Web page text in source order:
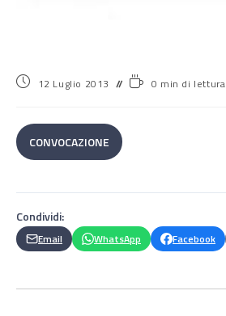
12 Luglio 2013 0 min di lettura
CONVOCAZIONE
Condividi:
Email WhatsApp Facebook